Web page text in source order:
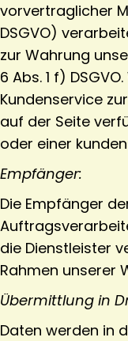
vorvertraglicher
DSGVO)
zur Wahrung
6 Abs. 1 f)
Kundenservice
auf der Seite
oder einer
Empfänger:
Die Empfänger
die Dienstleister
Rahmen unserer
Übermittlung in
Daten werden in